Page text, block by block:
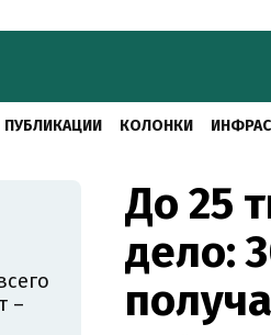
ПУБЛИКАЦИИ КОЛОНКИ
До 25
дело:
–